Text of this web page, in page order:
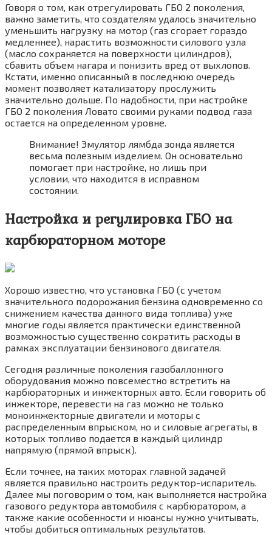
Говоря о том, как отрегулировать ГБО 2 поколения,
важно заметить, что создателям удалось значительно
уменьшить нагрузку на мотор (газ сгорает гораздо
медленнее), нарастить возможности силового узла
(масло сохраняется на поверхности цилиндров),
сбавить объем нагара и понизить вред от выхлопов.
Кстати, именно описанный в последнюю очередь
момент позволяет катализатору прослужить
значительно дольше. По надобности, при настройке
ГБО 2 поколения Ловато своими руками подвод газа
остается на определенном уровне.
Внимание! Эмулятор лямбда зонда является
весьма полезным изделием. Он основательно
помогает при настройке, но лишь при
условии, что находится в исправном
состоянии.
Настройка и регулировка ГБО на
карбюраторном моторе
Хорошо известно, что установка ГБО (с учетом
значительного подорожания бензина одновременно со
снижением качества данного вида топлива) уже
многие годы является практически единственной
возможностью существенно сократить расходы в
рамках эксплуатации бензинового двигателя.
Сегодня различные поколения газобаллонного
оборудования можно повсеместно встретить на
карбюраторных и инжекторных авто. Если говорить об
инжекторе, перевести на газ можно не только
моноинжекторные двигатели и моторы с
распределенным впрыском, но и силовые агрегаты, в
которых топливо подается в каждый цилиндр
напрямую (прямой впрыск).
Если точнее, на таких моторах главной задачей
является правильно настроить редуктор-испаритель.
Далее мы поговорим о том, как выполняется настройка
газового редуктора автомобиля с карбюратором, а
также какие особенности и нюансы нужно учитывать,
чтобы добиться оптимальных результатов.